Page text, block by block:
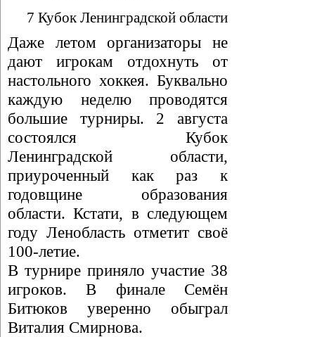
7 Кубок Ленинградской области
Даже летом организаторы не
дают игрокам отдохнуть от
настольного хоккея. Буквально
каждую неделю проводятся
большие турниры. 2 августа
состоялся Кубок
Ленинградской области,
приуроченный как раз к
годовщине образования
области. Кстати, в следующем
году Ленобласть отметит своё
100-летие.
В турнире приняло участие 38
игроков. В финале Семён
Битюков уверенно обыграл
Виталия Смирнова.